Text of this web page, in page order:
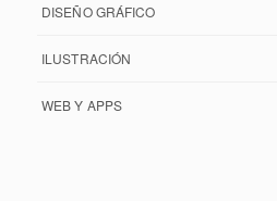
DISEÑO GRÁFICO
ILUSTRACIÓN
WEB Y APPS